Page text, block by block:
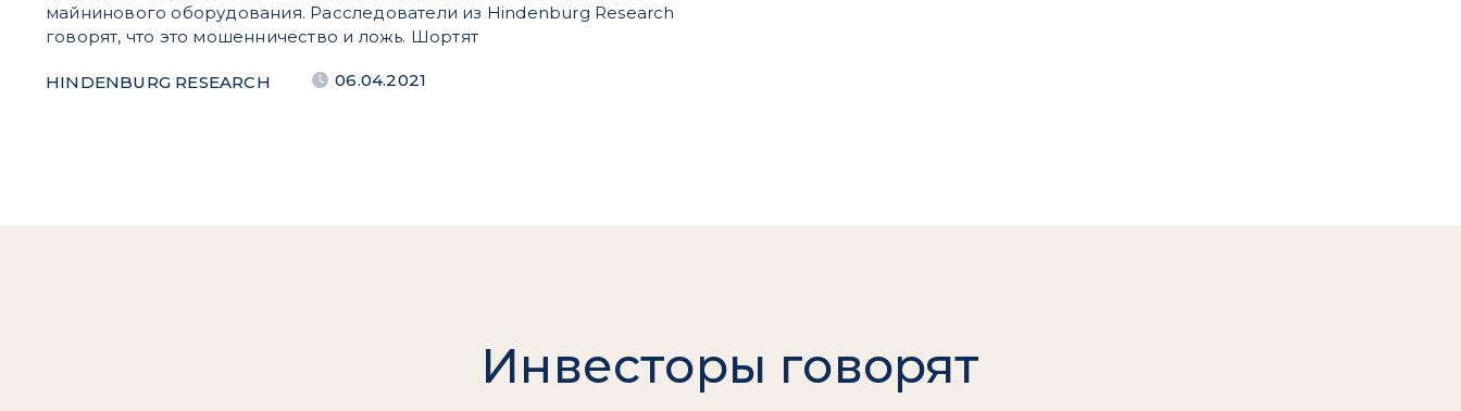
майнинового оборудования. Расследователи из Hindenburg Research
говорят, что это мошенничество и ложь. Шортят
HINDENBURG RESEARCH 06.04.2021
Инвесторы говорят